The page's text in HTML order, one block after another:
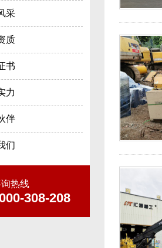
采
质
书
力
伴
们
热线
308-208